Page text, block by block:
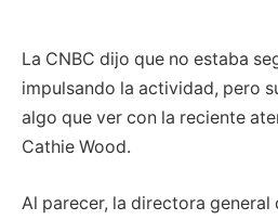
La CNBC dijo que no estaba
impulsando la actividad, pero
algo que ver con la reciente
Cathie Wood.
Al parecer, la directora